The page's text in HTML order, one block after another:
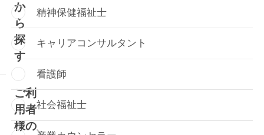
か
ら
探
す
ご利
用者
様の
精神保健福祉士
キャリアコンサルタント
看護師
社会福祉士